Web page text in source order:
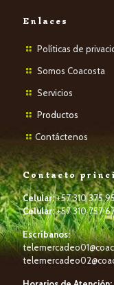
Enlaces
Políticas de
Somos Coacosta
Servicios
Productos
Contáctenos
Contacto
Celular:+57 310 375
Celular:+57 310 757
Escríbanos: